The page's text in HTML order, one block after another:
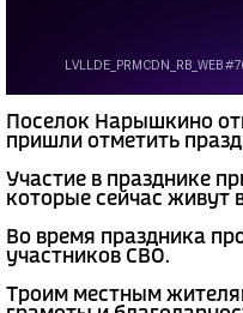
Поселок Нарышкино
пришли отметить
Участие в празднике
которые сейчас живут
Во время праздника
участников СВО.
Троим местным